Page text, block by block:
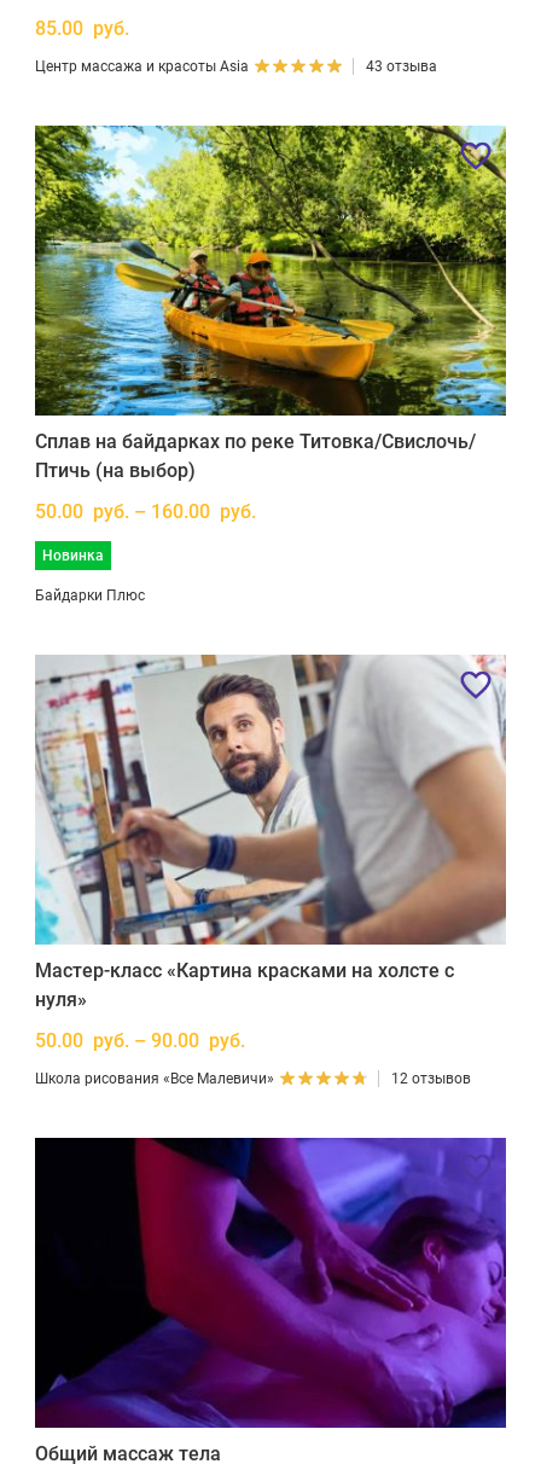
85.00 руб.
Центр массажа и красоты Asia 43 отзыва
Сплав на байдарках по реке Титовка/Свислочь/
Птичь (на выбор)
50.00 руб. – 160.00 руб.
Новинка
Байдарки Плюс
Мастер-класс «Картина красками на холсте с
нуля»
50.00 руб. – 90.00 руб.
Школа рисования «Все Малевичи» 12 отзывов
Общий массаж тела